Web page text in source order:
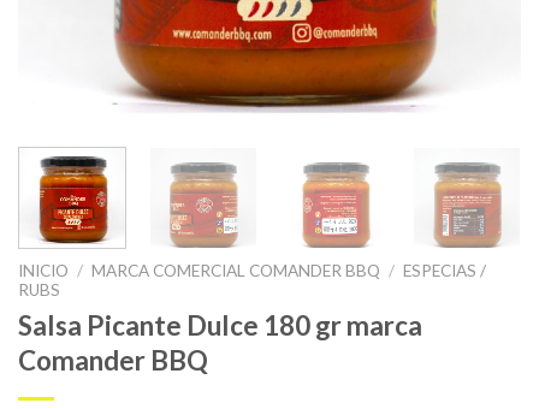
INICIO / MARCA COMERCIAL COMANDER BBQ / ESPECIAS /
RUBS
Salsa Picante Dulce 180 gr marca
Comander BBQ